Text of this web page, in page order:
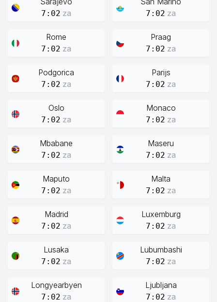
7:02 za 7:02 za
Rome
7:02 za
Praag
7:02 za
Podgorica
7:02 za
Parijs
7:02 za
Oslo
7:02 za
Monaco
7:02 za
Mbabane
7:02 za
Maseru
7:02 za
Maputo
7:02 za
Malta
7:02 za
Madrid
7:02 za
Luxemburg
7:02 za
Lusaka
7:02 za
Lubumbashi
7:02 za
Longyearbyen
7:02 za
Ljubljana
7:02 za